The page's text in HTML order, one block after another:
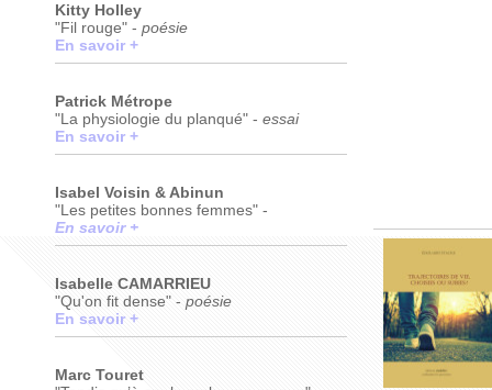
Kitty Holley
"Fil rouge" - poésie
En savoir +
Patrick Métrope
"La physiologie du planqué" - essai
En savoir +
Isabel Voisin & Abinun
"Les petites bonnes femmes" -
En savoir +
Isabelle CAMARRIEU
"Qu'on fit dense" - poésie
En savoir +
Marc Touret